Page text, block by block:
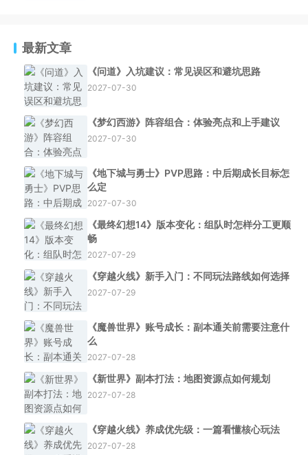
最新文章
《问道》入坑建议：常见误区和避坑思路
2027-07-30
《梦幻西游》阵容组合：体验亮点和上手建议
2027-07-30
《地下城与勇士》PVP思路：中后期成长目标怎
么定
2027-07-30
《最终幻想14》版本变化：组队时怎样分工更顺
畅
2027-07-29
《穿越火线》新手入门：不同玩法路线如何选择
2027-07-29
《魔兽世界》账号成长：副本通关前需要注意什
么
2027-07-28
《新世界》副本打法：地图资源点如何规划
2027-07-28
《穿越火线》养成优先级：一篇看懂核心玩法
2027-07-28